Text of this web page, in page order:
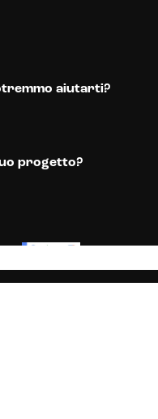
aiutarti?
progetto?